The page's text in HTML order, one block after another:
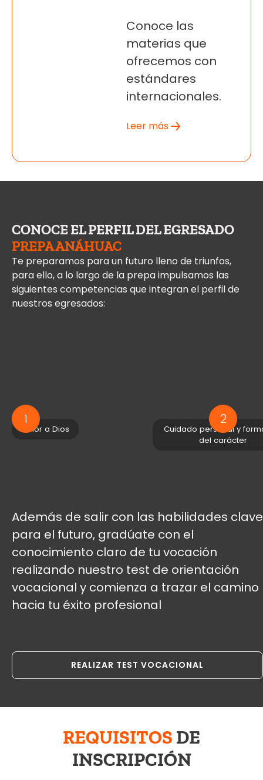
Conoce las
materias que
ofrecemos con
estándares
internacionales.
Leer más
CONOCE EL PERFIL DEL EGRESADO
PREPA ANÁHUAC
Te preparamos para un futuro lleno de triunfos,
para ello, a lo largo de la prepa impulsamos las
siguientes competencias que integran el perfil de
nuestros egresados:
1
Amor a Dios
Cuidado personal y
del carácter
2
Además de salir con las habilidades clave
para el futuro, gradúate con el
conocimiento claro de tu vocación
realizando nuestro test de orientación
vocacional y comienza a trazar el camino
hacia tu éxito profesional
REALIZAR TEST VOCACIONAL
REQUISITOS DE
INSCRIPCIÓN